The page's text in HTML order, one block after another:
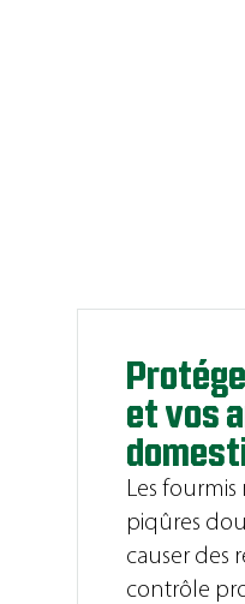
et vos
Les
piqûres
causer des
contrôle